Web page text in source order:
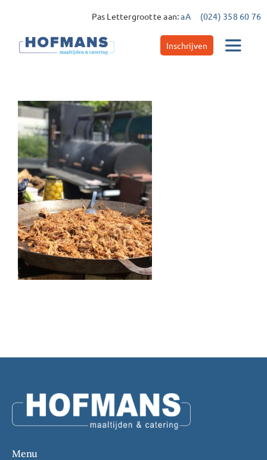
inhoud
Pas Lettergrootte aan:aA (024) 358 60 76
Inschrijven
Toggle
Catering
Maaltijdservice
Contact
Menu